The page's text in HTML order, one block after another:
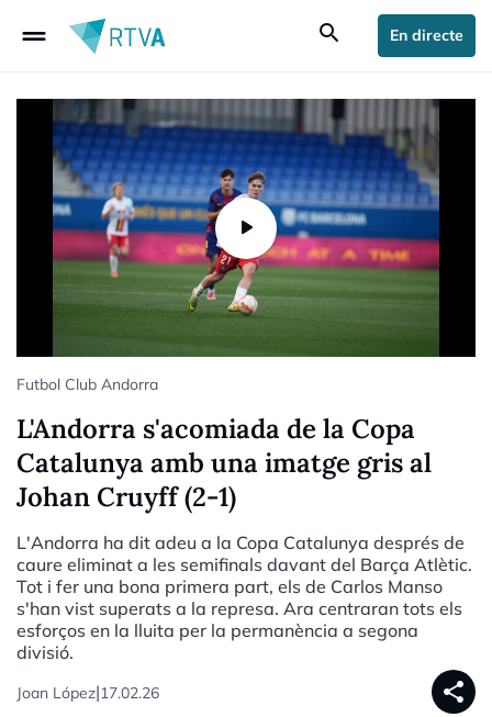
drag_handle search En directe
Futbol Club Andorra
L'Andorra s'acomiada de la Copa
Catalunya amb una imatge gris al
Johan Cruyff (2-1)
L'Andorra ha dit adeu a la Copa Catalunya després de
caure eliminat a les semifinals davant del Barça Atlètic.
Tot i fer una bona primera part, els de Carlos Manso
s'han vist superats a la represa. Ara centraran tots els
esforços en la lluita per la permanència a segona
divisió.
Joan López|17.02.26 share